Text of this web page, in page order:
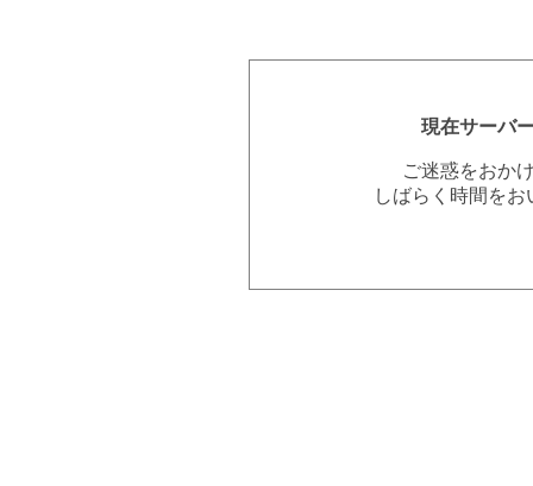
現在サーバ
ご迷惑をおか
しばらく時間を